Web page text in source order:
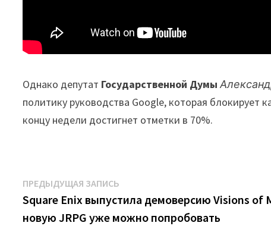
Однако депутат Государственной Думы
политику руководства Google, которая блокирует
концу недели достигнет отметки в 70%.
Навигация
по
ПРЕДЫДУЩАЯ ЗАПИСЬ
запись:
Square Enix выпустила демоверсию Visions of
новую JRPG уже можно попробовать